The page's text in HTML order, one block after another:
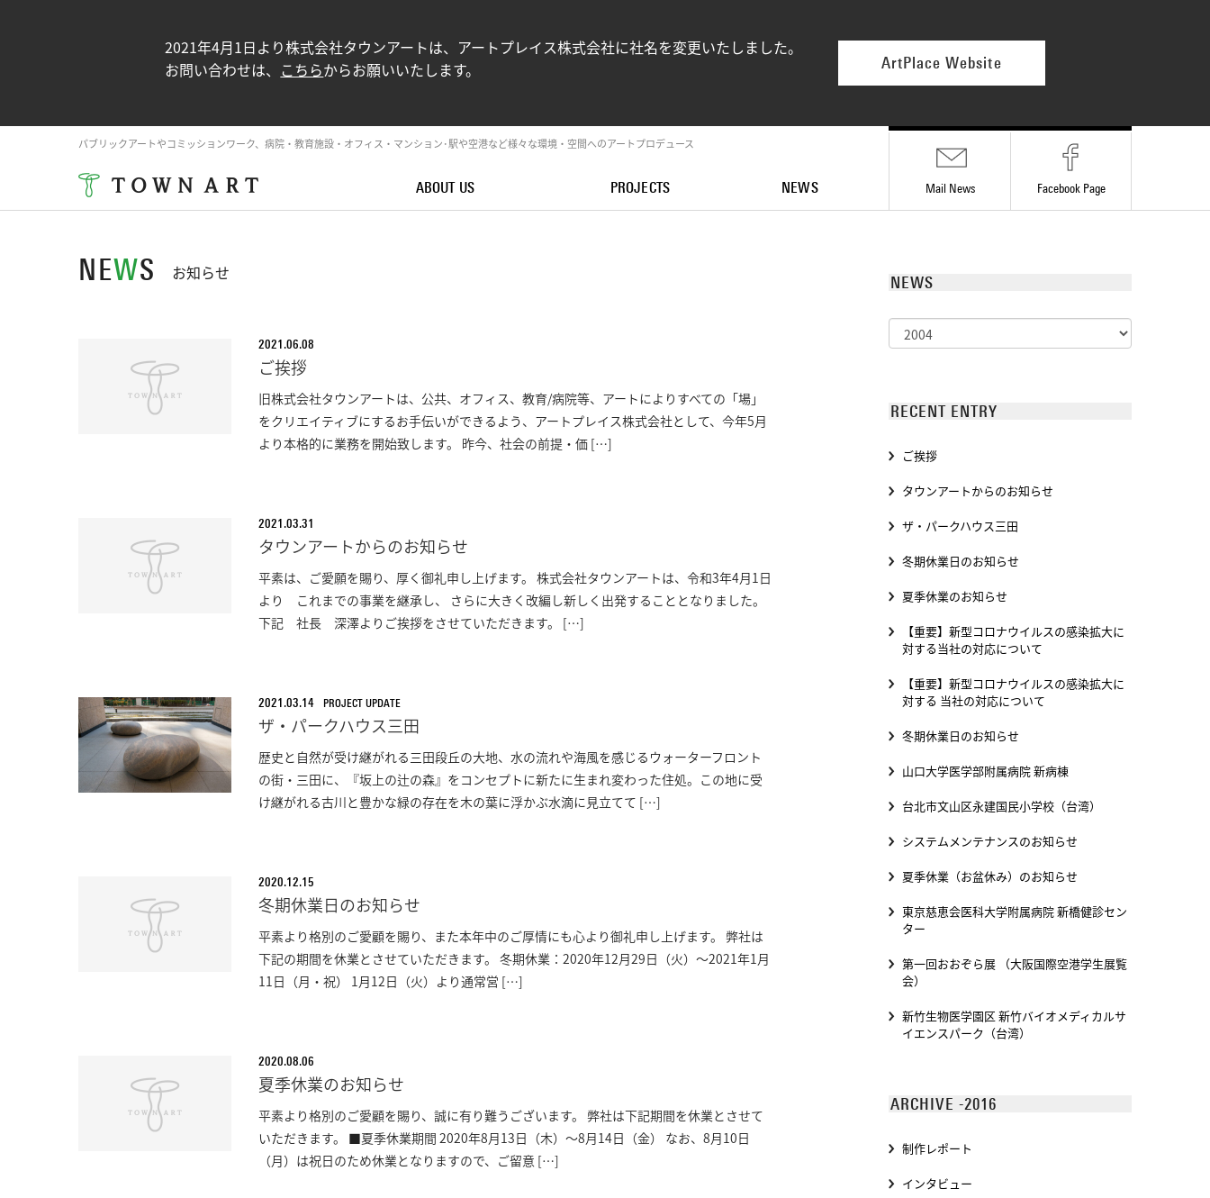
2021年4月1日より株式会社タウンアートは、アートプレイス株式会社に社名を変更いたしました。
お問い合わせは、 こちらからお願いいたします。 ArtPlace Website
Mail News FacebookPage
パブリックアートやコミッションワーク、病院・教育施設・オフィス・マンション･駅や空港など様々な環境・空間へのアートプロデュース
ABOUT US PROJECTS NEWS
NEWS お知らせ
2021.06.08
ご挨拶
旧株式会社タウンアートは、公共、オフィス、教育/病院等、アートによりすべての「場」
をクリエイティブにするお手伝いができるよう、アートプレイス株式会社として、今年5月
より本格的に業務を開始致します。 昨今、社会の前提・価 […]
2021.03.31
タウンアートからのお知らせ
平素は、ご愛願を賜り、厚く御礼申し上げます。 株式会社タウンアートは、令和3年4月1日
より これまでの事業を継承し、 さらに大きく改編し新しく出発することとなりました。
下記 社長 深澤よりご挨拶をさせていただきます。 […]
2021.03.14 PROJECT UPDATE
ザ・パークハウス三田
歴史と自然が受け継がれる三田段丘の大地、水の流れや海風を感じるウォーターフロント
の街・三田に、『坂上の辻の森』をコンセプトに新たに生まれ変わった住処。この地に受
け継がれる古川と豊かな緑の存在を木の葉に浮かぶ水滴に見立てて […]
2020.12.15
冬期休業日のお知らせ
平素より格別のご愛顧を賜り、また本年中のご厚情にも心より御礼申し上げます。 弊社は
下記の期間を休業とさせていただきます。 冬期休業：2020年12月29日（火）～2021年1月
11日（月・祝） 1月12日（火）より通常営 […]
2020.08.06
夏季休業のお知らせ
平素より格別のご愛顧を賜り、誠に有り難うございます。 弊社は下記期間を休業とさせて
いただきます。 ■夏季休業期間 2020年8月13日（木）～8月14日（金） なお、8月10日
（月）は祝日のため休業となりますので、ご留意 […]
NEWS
RECENT ENTRY
ご挨拶
タウンアートからのお知らせ
ザ・パークハウス三田
冬期休業日のお知らせ
夏季休業のお知らせ
【重要】新型コロナウイルスの感染拡大に
対する当社の対応について
【重要】新型コロナウイルスの感染拡大に
対する 当社の対応について
冬期休業日のお知らせ
山口大学医学部附属病院 新病棟
台北市文山区永建国民小学校（台湾）
システムメンテナンスのお知らせ
夏季休業（お盆休み）のお知らせ
東京慈恵会医科大学附属病院 新橋健診セン
ター
第一回おおぞら展 （大阪国際空港学生展覧
会）
新竹生物医学園区 新竹バイオメディカルサ
イエンスパーク（台湾）
ARCHIVE -2016
制作レポート
インタビュー